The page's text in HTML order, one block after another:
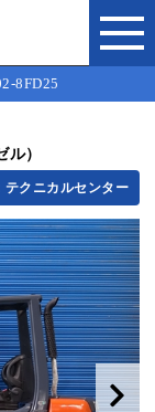
8FD25
）
テクニカルセンター